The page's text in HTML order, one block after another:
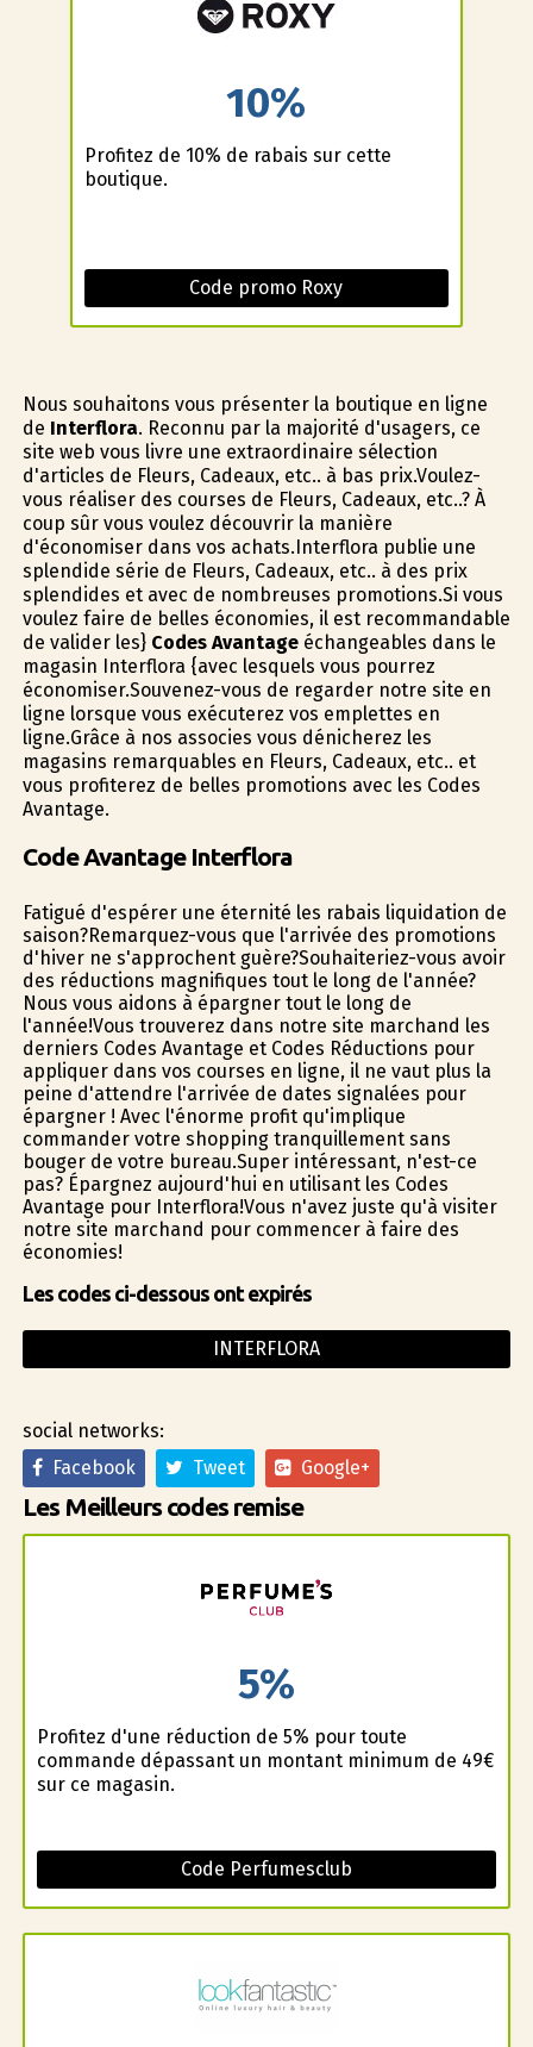
10%
Profitez de 10% de rabais sur cette
boutique.
Code promo Roxy
Nous souhaitons vous présenter la boutique en ligne
de Interflora. Reconnu par la majorité d'usagers, ce
site web vous livre une extraordinaire sélection
d'articles de Fleurs, Cadeaux, etc.. à bas prix.Voulez-
vous réaliser des courses de Fleurs, Cadeaux, etc..? À
coup sûr vous voulez découvrir la manière
d'économiser dans vos achats.Interflora publie une
splendide série de Fleurs, Cadeaux, etc.. à des prix
splendides et avec de nombreuses promotions.Si vous
voulez faire de belles économies, il est recommandable
de valider les} Codes Avantageéchangeables dans le
magasin Interflora {avec lesquels vous pourrez
économiser.Souvenez-vous de regarder notre site en
ligne lorsque vous exécuterez vos emplettes en
ligne.Grâce à nos associes vous dénicherez les
magasins remarquables en Fleurs, Cadeaux, etc.. et
vous profiterez de belles promotions avec les Codes
Avantage.
Code Avantage Interflora
Fatigué d'espérer une éternité les rabais liquidation de
saison?Remarquez-vous que l'arrivée des promotions
d'hiver ne s'approchent guère?Souhaiteriez-vous avoir
des réductions magnifiques tout le long de l'année?
Nous vous aidons à épargner tout le long de
l'année!Vous trouverez dans notre site marchand les
derniers Codes Avantage et Codes Réductions pour
appliquer dans vos courses en ligne, il ne vaut plus la
peine d'attendre l'arrivée de dates signalées pour
épargner ! Avec l'énorme profit qu'implique
commander votre shopping tranquillement sans
bouger de votre bureau.Super intéressant, n'est-ce
pas? Épargnez aujourd'hui en utilisant les Codes
Avantage pour Interflora!Vous n'avez juste qu'à visiter
notre site marchand pour commencer à faire des
économies!
Les codes ci-dessous ont expirés
INTERFLORA
social networks:
Facebook
Tweet Google+
Les Meilleurs codes remise
5%
Profitez d'une réduction de 5% pour toute
commande dépassant un montant minimum de 49€
sur ce magasin.
Code Perfumesclub